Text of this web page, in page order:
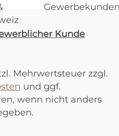
Kunde
Mehrwertsteuer zzgl.
und ggf.
wenn nicht anders